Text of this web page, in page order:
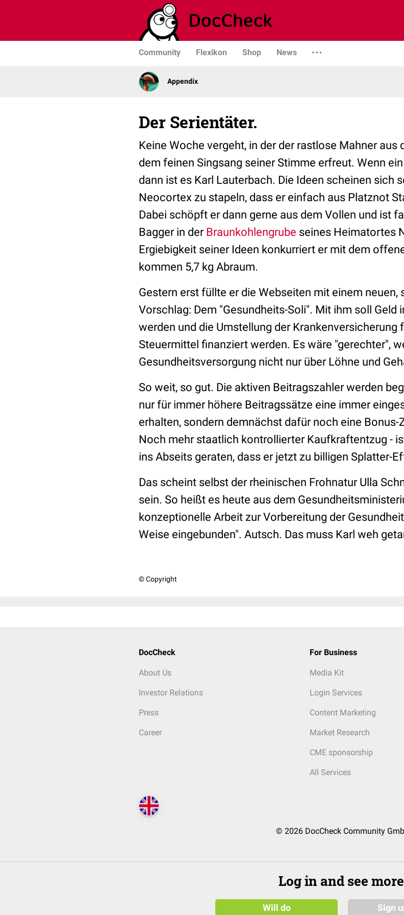
Community Flexikon Shop News
Appendix
Der Serientäter.
Keine Woche vergeht, in der der rastlose Mahner aus
dem feinen Singsang seiner Stimme erfreut. Wenn
dann ist es Karl Lauterbach. Die Ideen scheinen sich
Neocortex zu stapeln, dass er einfach aus Platznot
Dabei schöpft er dann gerne aus dem Vollen und ist
Bagger in der Braunkohlengrube seines Heimatortes
Ergiebigkeit seiner Ideen konkurriert er mit dem
kommen 5,7 kg Abraum.
Gestern erst füllte er die Webseiten mit einem neuen,
Vorschlag: Dem "Gesundheits-Soli". Mit ihm soll Geld
werden und die Umstellung der Krankenversicherung
Steuermittel finanziert werden. Es wäre "gerechter",
Gesundheitsversorgung nicht nur über Löhne und
So weit, so gut. Die aktiven Beitragszahler werden
nur für immer höhere Beitragssätze eine immer
erhalten, sondern demnächst dafür noch eine
Noch mehr staatlich kontrollierter Kaufkraftentzug -
ins Abseits geraten, dass er jetzt zu billigen Splatter-
Das scheint selbst der rheinischen Frohnatur Ulla
sein. So heißt es heute aus dem
konzeptionelle Arbeit zur Vorbereitung der
Weise eingebunden". Autsch. Das muss Karl weh
© Copyright
DocCheck
About Us
Investor Relations
Press
Career
For Business
Media Kit
Login Services
Content Marketing
Market Research
CME sponsorship
All Services
© 2026 DocCheck Community
Log in and see
Will do Sign